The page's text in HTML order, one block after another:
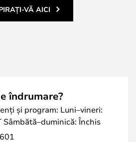
VĂ AICI
îndrumare?
și program: Luni–vineri:
Închis